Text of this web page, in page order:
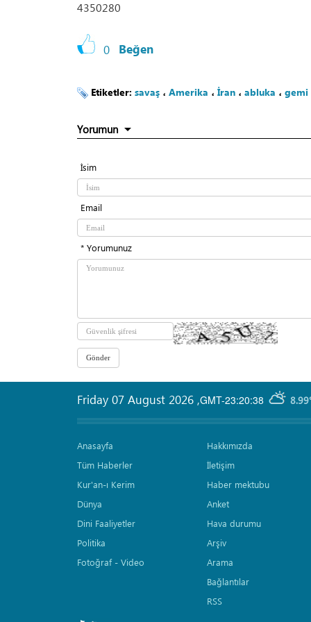
4350280
0 Beğen
Etiketler: savaş ، Amerika ، İran ، abluka ، gemi
Yorumun
İsim
Email
* Yorumunuz
GMT-23:20:38
Friday 07 August 2026 ,
Anasayfa
Tüm Haberler
Kur'an-ı Kerim
Dünya
Dini Faaliyetler
Politika
Fotoğraf - Video
Hakkımızda
İletişim
Haber mektubu
Anket
Hava durumu
Arşiv
Arama
Bağlantılar
RSS